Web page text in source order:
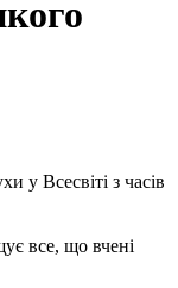
все, що вчені